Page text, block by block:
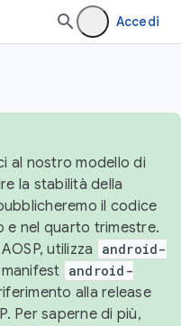
Accedi
al nostro modello di
la stabilità della
il codice
e nel quarto trimestre.
utilizza
android-
android-
alla release
Per saperne di più,